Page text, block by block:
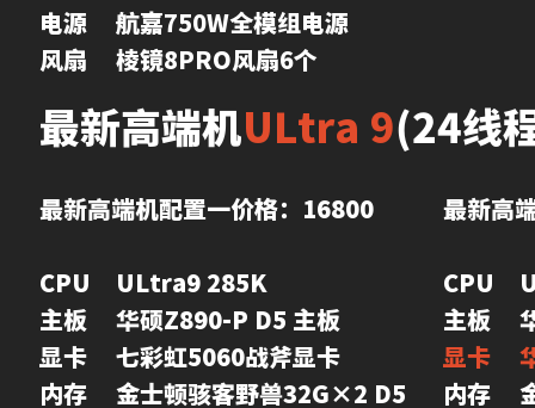
电源	航嘉750W全模组电源
最新高端机ULtra 9(24线
最新高端机配置一价格：16800
CPU	ULtra9 285K
主板	华硕Z890-P D5 主板
显卡	七彩虹5060战斧显卡
内存	金士顿骇客野兽32G×2 D5
最新高
CPU	ULtra9 285K
内存	金士顿骇客野兽32G×2 D5